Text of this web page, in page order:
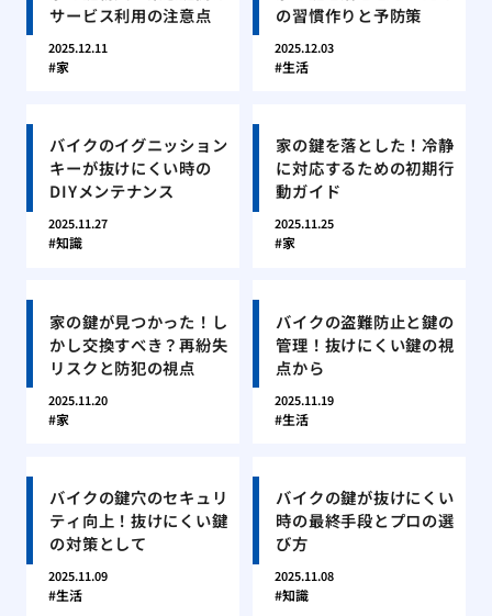
サービス利用の注意点
2025.12.11
家
の習慣作りと予防策
2025.12.03
生活
バイクのイグニッション
キーが抜けにくい時の
DIYメンテナンス
2025.11.27
知識
家の鍵を落とした！冷静
に対応するための初期行
動ガイド
2025.11.25
家
家の鍵が見つかった！し
かし交換すべき？再紛失
リスクと防犯の視点
2025.11.20
家
バイクの盗難防止と鍵の
管理！抜けにくい鍵の視
点から
2025.11.19
生活
バイクの鍵穴のセキュリ
ティ向上！抜けにくい鍵
の対策として
2025.11.09
生活
バイクの鍵が抜けにくい
時の最終手段とプロの選
び方
2025.11.08
知識